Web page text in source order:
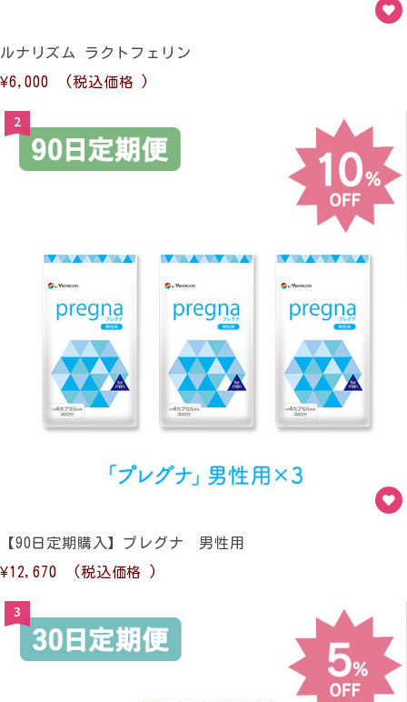
ルナリズム ラクトフェリン
¥6,000
(税込価格 )
2
【90日定期購入】プレグナ 男性用
¥12,670
(税込価格 )
3